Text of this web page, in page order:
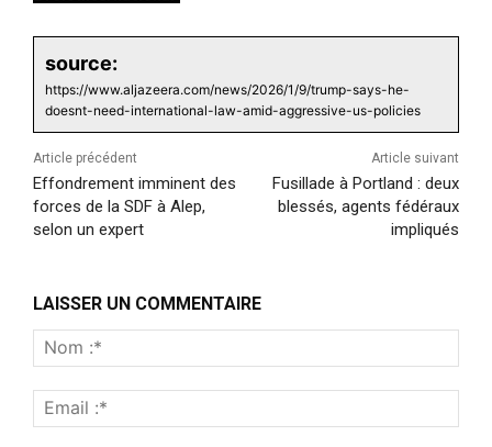
source:
https://www.aljazeera.com/news/2026/1/9/trump-says-he-
doesnt-need-international-law-amid-aggressive-us-policies
Article précédent
Effondrement imminent des
forces de la SDF à Alep,
selon un expert
Article suivant
Fusillade à Portland : deux
blessés, agents fédéraux
impliqués
LAISSER UN COMMENTAIRE
:*
:*